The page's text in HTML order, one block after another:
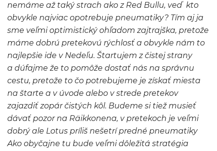
nemáme až taký strach ako z Red Bullu, veď kto
obvykle najviac opotrebuje pneumatiky? Tím aj ja
sme veľmi optimistický ohľadom zajtrajška, pretože
máme dobrú pretekovú rýchlosť a obvykle nám to
najlepšie ide v Nedeľu. Štartujem z čistej strany
a dúfajme že to pomôže dostať nás na správnu
cestu, pretože to čo potrebujeme je získať miesta
na štarte a v úvode alebo v strede pretekov
zajazdiť zopár čistých kôl. Budeme si tiež musieť
dávať pozor na Räikkonena, v pretekoch je veľmi
dobrý ale Lotus príliš nešetrí predné pneumatiky
Ako obyčajne tu bude veľmi dôležitá stratégia